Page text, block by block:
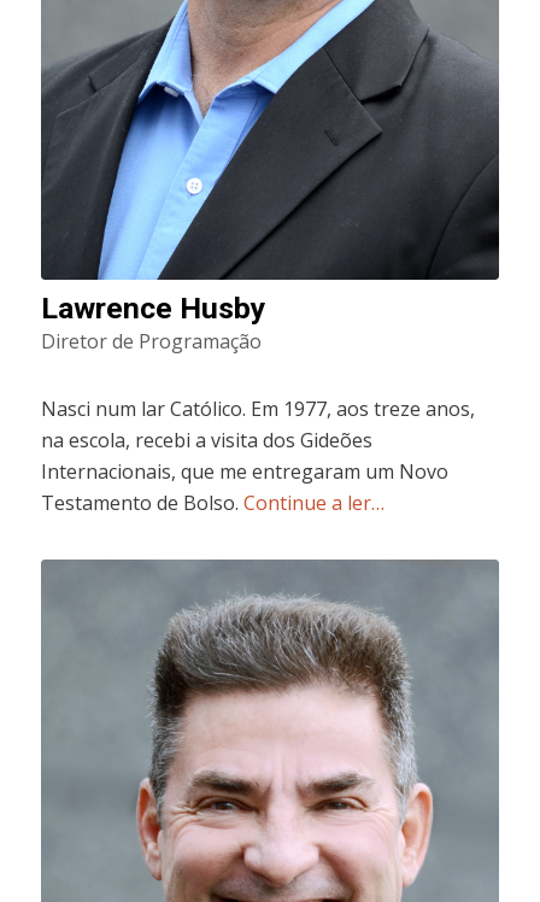
Lawrence Husby
Diretor de Programação
Nasci num lar Católico. Em 1977, aos treze anos,
na escola, recebi a visita dos Gideões
Internacionais, que me entregaram um Novo
Testamento de Bolso. Continue a ler…